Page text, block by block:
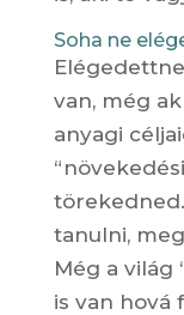
Soha ne
van, még
anyagi
tanulni,
Még a világ
is van hová